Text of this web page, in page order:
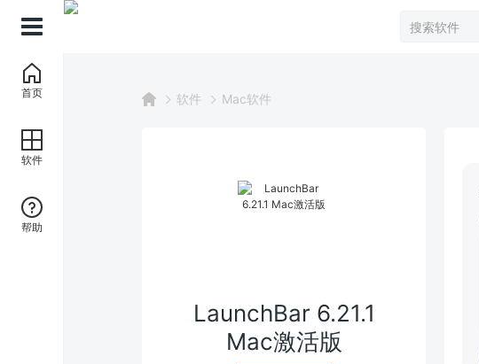
软件 Mac软件
LaunchBar 6.21.1
Mac激活版
首页
软件
帮助